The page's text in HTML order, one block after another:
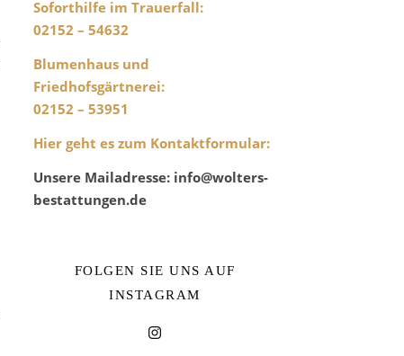
Soforthilfe im Trauerfall:
02152 – 54632
Blumenhaus und
Friedhofsgärtnerei:
02152 – 53951
Hier geht es zum Kontaktformular:
Unsere Mailadresse: info@wolters-
bestattungen.de
FOLGEN SIE UNS AUF
INSTAGRAM